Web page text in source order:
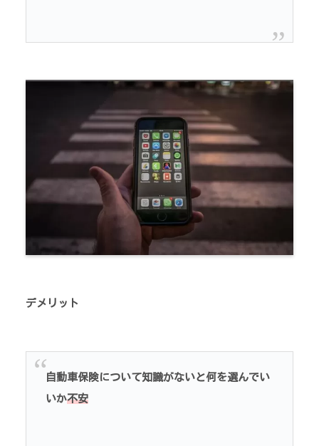
デメリット
自動車保険について知識がないと何を選んでい
いか不安